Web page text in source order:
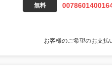
無料
お客様のご希望のお支払